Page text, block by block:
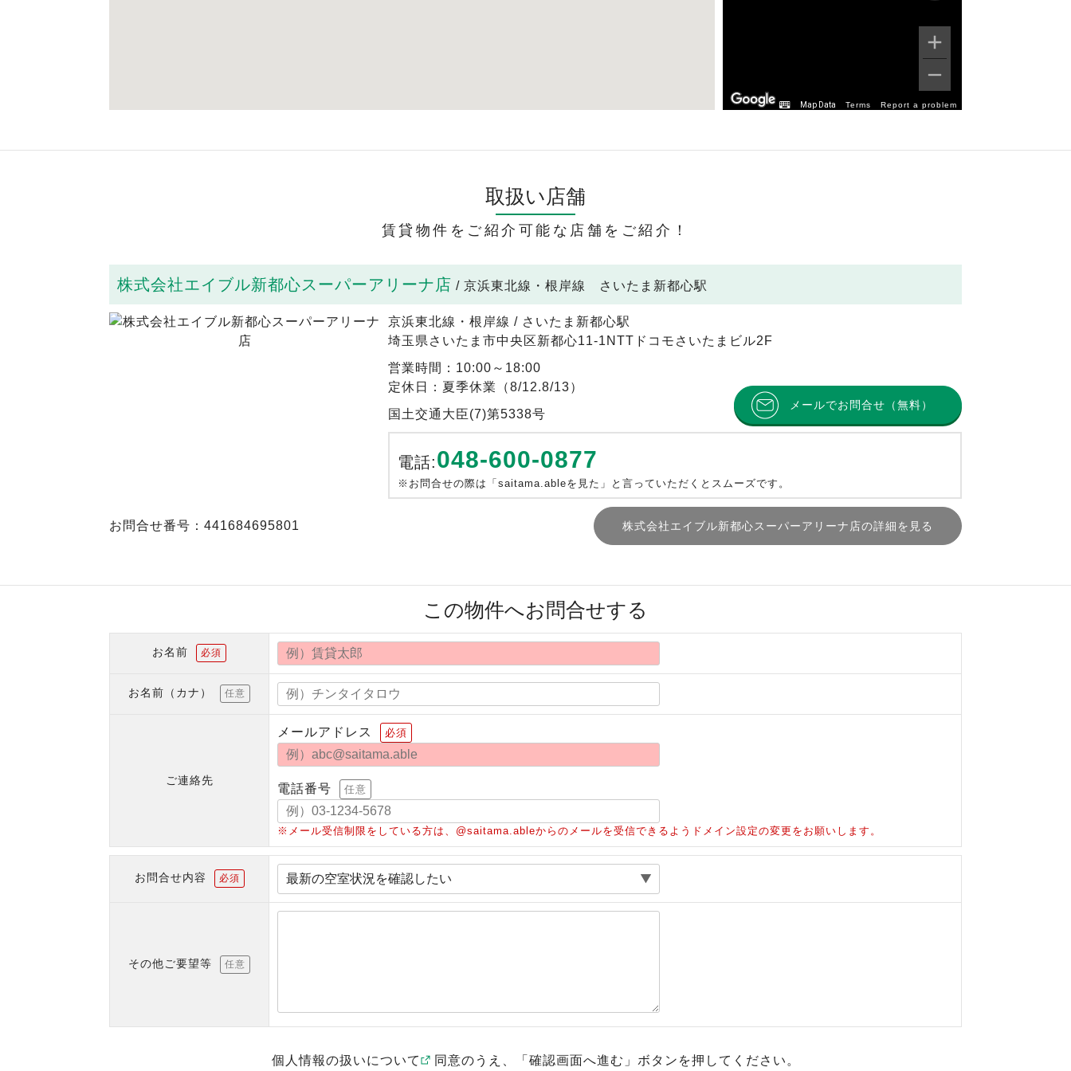
Map Data Terms Report a problem
取扱い店舗
賃貸物件をご紹介可能な店舗をご紹介！
株式会社エイブル新都心スーパーアリーナ店 / 京浜東北線・根岸線 さいたま新都心駅
京浜東北線・根岸線 / さいたま新都心駅
埼玉県さいたま市中央区新都心11-1NTTドコモさいたまビル2F
営業時間：10:00～18:00
定休日：夏季休業（8/12.8/13）
国土交通大臣(7)第5338号
メールでお問合せ（無料）
電話:048-600-0877
※お問合せの際は「saitama.ableを見た」と言っていただくとスムーズです。
お問合せ番号：441684695801 株式会社エイブル新都心スーパーアリーナ店の詳細を見る
この物件へお問合せする
お名前 必須
お名前（カナ） 任意
ご連絡先
メールアドレス 必須
電話番号 任意
※メール受信制限をしている方は、@saitama.ableからのメールを受信できるようドメイン設定の変更をお願いします。
お問合せ内容 必須
その他ご要望等 任意
個人情報の扱いについて 同意のうえ、「確認画面へ進む」ボタンを押してください。